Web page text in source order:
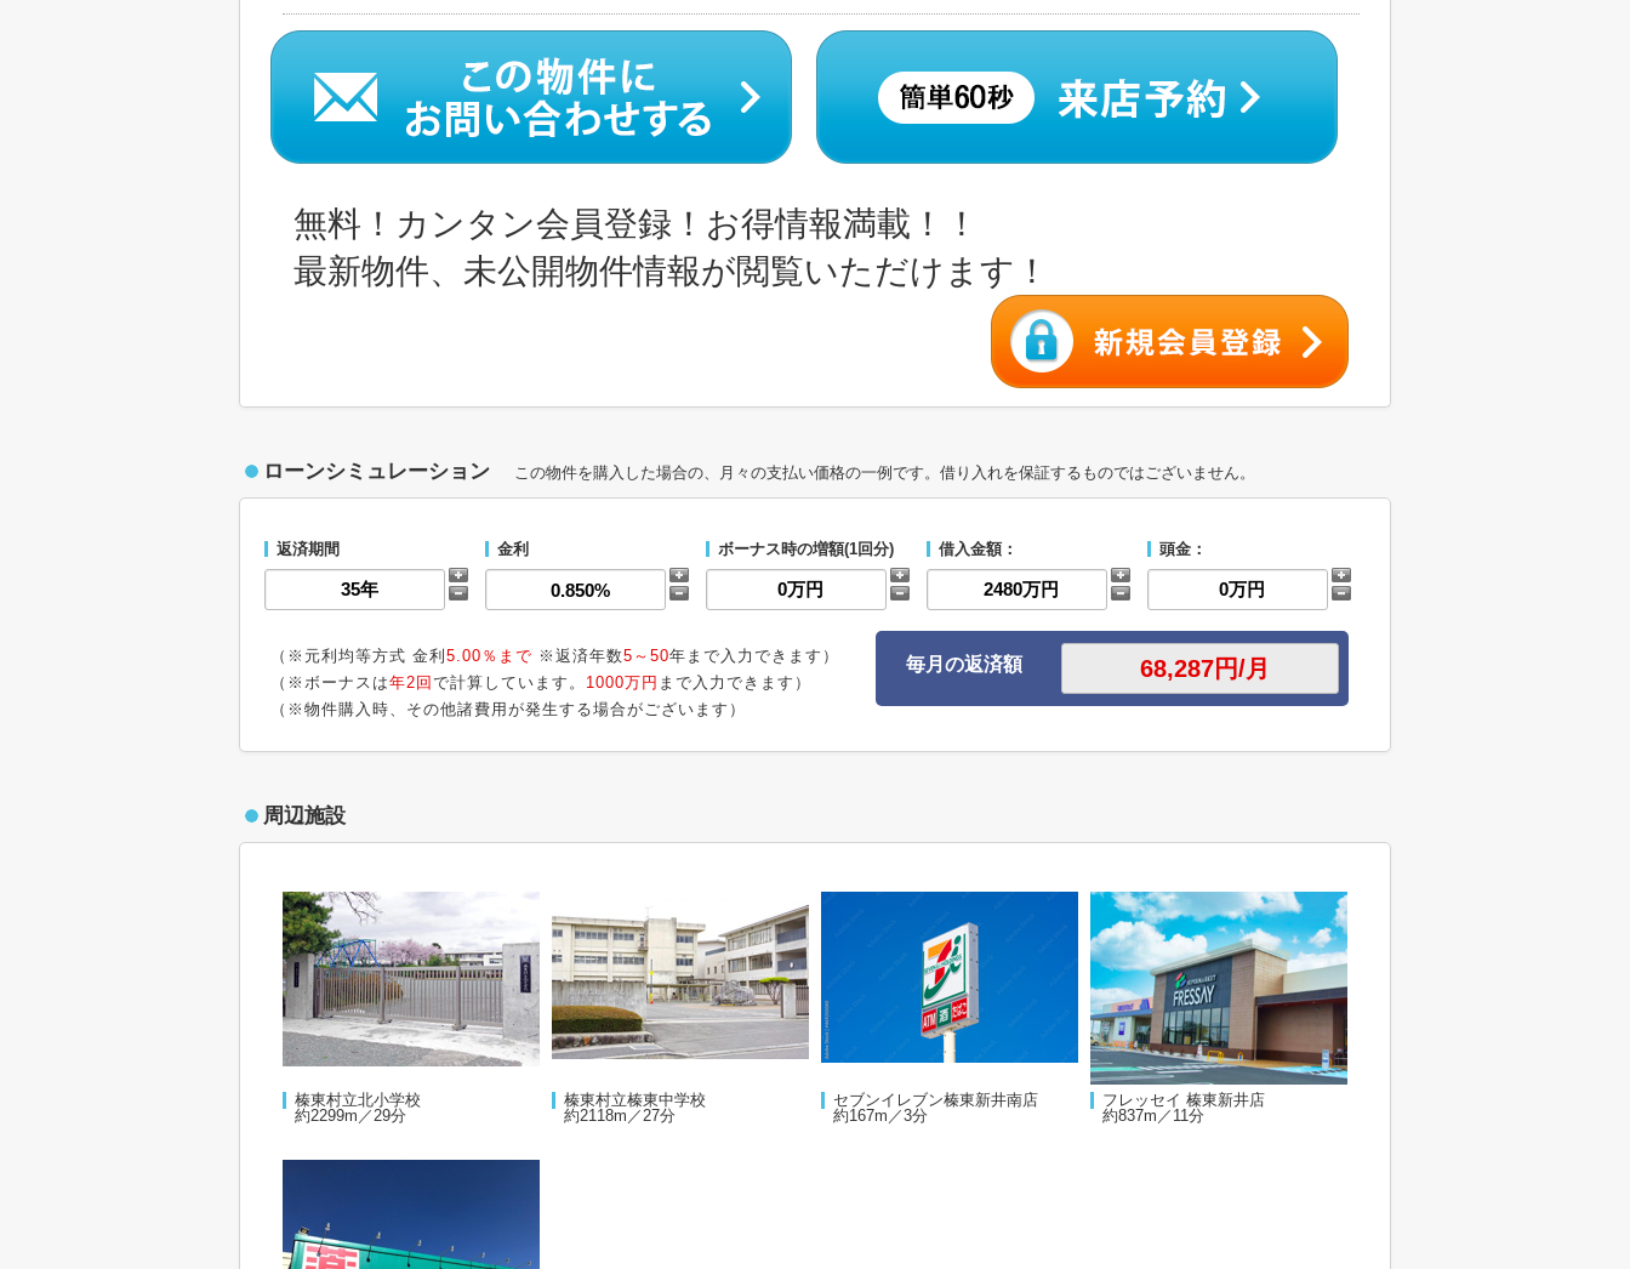
無料！カンタン会員登録！お得情報満載！！
最新物件、未公開物件情報が閲覧いただけます！
ローンシミュレーション この物件を購入した場合の、月々の支払い価格の一例です。借り入れを保証するものではございません。
返済期間 金利 ボーナス時の増額(1回分) 借入金額： 頭金：
（※元利均等方式 金利 5.00％まで ※返済年数5～50年まで入力できます）
（※ボーナスは年2回 で計算しています。 1000万円 まで入力できます）
（※物件購入時、その他諸費用が発生する場合がございます）
毎月の返済額
周辺施設
榛東村立北小学校
約2299m／29分
榛東村立榛東中学校
約2118m／27分
セブンイレブン榛東新井南店
約167m／3分
フレッセイ 榛東新井店
約837m／11分